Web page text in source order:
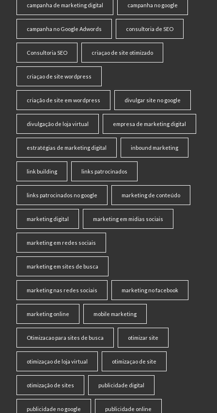
campanha de marketing digital campanha no google
campanha no Google Adwords consultoria de SEO
Consultoria SEO criaçao de site otimizado
criaçao de site wordpress
criação de site em wordpress divulgar site no google
divulgação de loja virtual empresa de marketing digital
estratégias de marketing digital inbound marketing
link building links patrocinados
links patrocinados no google marketing de conteúdo
marketing digital marketing em midias sociais
marketing em redes sociais
marketing em sites de busca
marketing nas redes sociais marketing no facebook
marketing online mobile marketing
Otimizacao para sites de busca otimizar site
otimizaçao de loja virtual otimizaçao de site
otimização de sites publicidade digital
publicidade no google publicidade online